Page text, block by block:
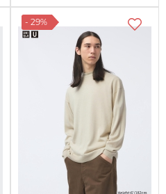
- 29%